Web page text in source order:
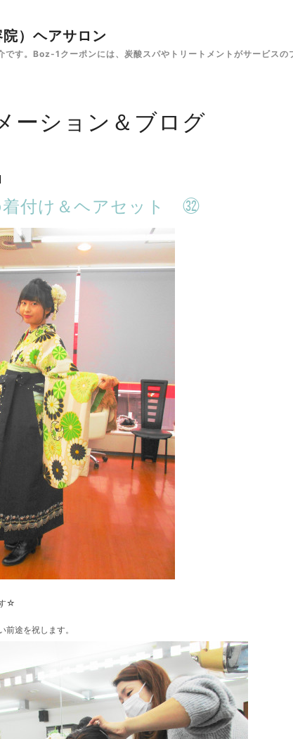
）ヘアサロン
Boz-1クーポンには、炭酸スパやトリートメントがサービスの
ーション＆ブログ
付け＆ヘアセット ㉜
☆
前途を祝します。